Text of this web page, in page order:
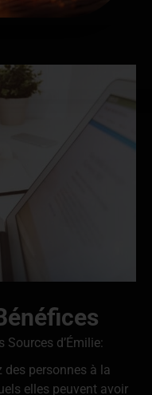
Sources d’Émilie:
des personnes à la
elles peuvent avoir